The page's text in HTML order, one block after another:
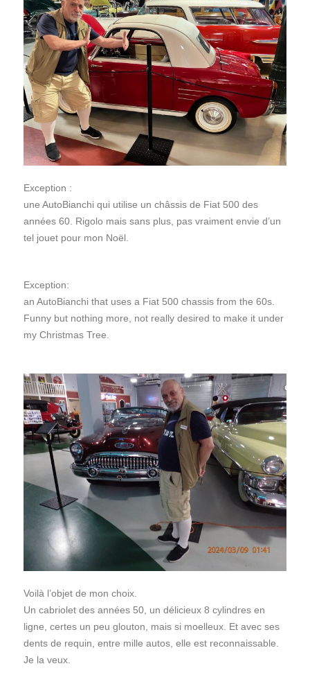
Exception :
une AutoBianchi qui utilise un châssis de Fiat 500 des
années 60. Rigolo mais sans plus, pas vraiment envie d’un
tel jouet pour mon Noël.
Exception:
an AutoBianchi that uses a Fiat 500 chassis from the 60s.
Funny but nothing more, not really desired to make it under
my Christmas Tree.
Voilà l’objet de mon choix.
Un cabriolet des années 50, un délicieux 8 cylindres en
ligne, certes un peu glouton, mais si moelleux. Et avec ses
dents de requin, entre mille autos, elle est reconnaissable.
Je la veux.